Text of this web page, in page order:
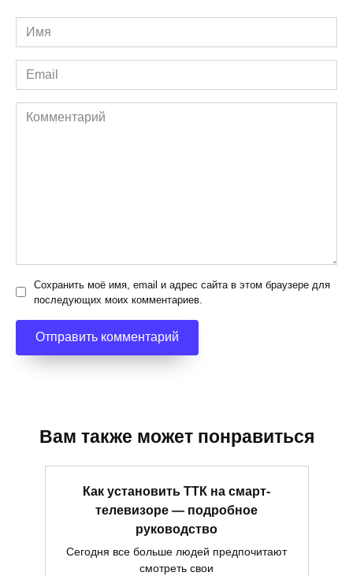
Имя
*
Email
*
Комментарий
Сохранить моё имя, email и адрес сайта в этом браузере для
последующих моих комментариев.
Вам также может понравиться
Как установить ТТК на смарт-
телевизоре — подробное
руководство
Сегодня все больше людей предпочитают
смотреть свои